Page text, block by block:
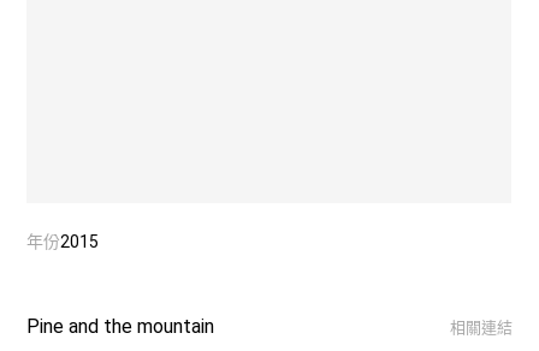
年份2015
Pine and the mountain 相關連結